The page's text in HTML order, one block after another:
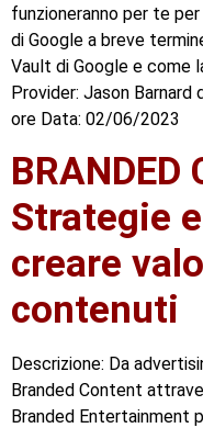
funzioneranno per te
di Google a breve
Vault di Google e come
Provider: Jason Barnard
ore Data: 02/06/2023
BRANDED
Strategie
creare
contenuti
Descrizione: Da
Branded Content
Branded Entertainment